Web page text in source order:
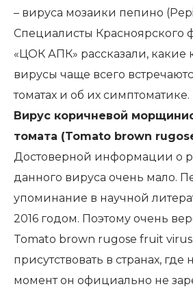
– вируса мозаики пепино
Специалисты Красноярского
«ЦОК АПК» рассказали, какие
вирусы чаще всего
томатах и об их симптоматике.
Вирус коричневой
томата (Tomato brown
Достоверной информации о
данного вируса очень мало.
упоминание в научной
2016 годом. Поэтому очень
Tomato brown rugose fruit
присутствовать в странах,
момент он официально не